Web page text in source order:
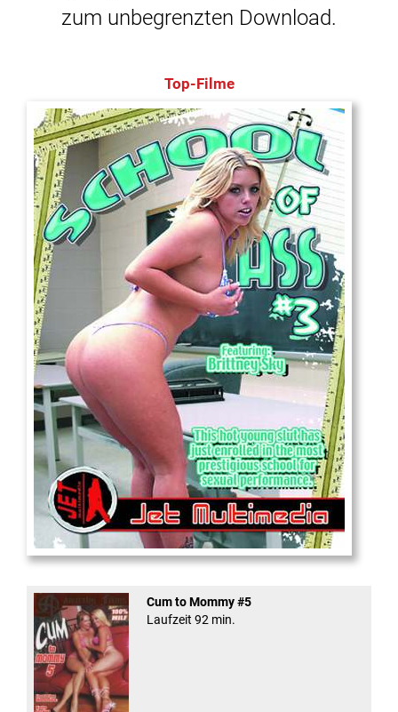
zum unbegrenzten Download.
Top-Filme
School Of Ass 03
Cum to Mommy #5
Laufzeit 92 min.